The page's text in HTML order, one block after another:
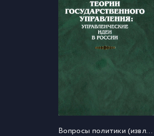
Вопросы политики (извлечения)